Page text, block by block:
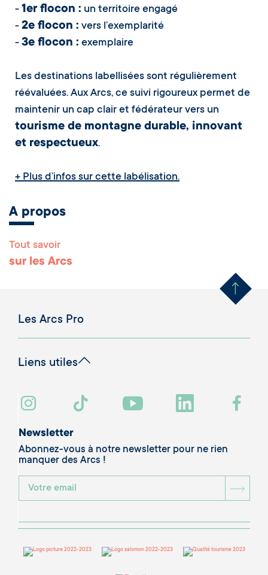
- 1er flocon : un territoire engagé
- 2e flocon : vers l’exemplarité
- 3e flocon : exemplaire
Les destinations labellisées sont régulièrement
réévaluées. Aux Arcs, ce suivi rigoureux permet de
maintenir un cap clair et fédérateur vers un
tourisme de montagne durable, innovant
et respectueux.
+ Plus d’infos sur cette labélisation.
A propos
Tout savoir
sur les Arcs Remonter
Les Arcs Pro
Liens utiles
Newsletter
Abonnez-vous à notre newsletter pour ne rien
manquer des Arcs !